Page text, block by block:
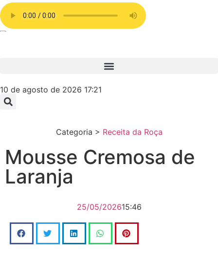
10 de agosto de 2026 17:21
Categoria > Receita da Roça
Mousse Cremosa de
Laranja
25/05/202615:46